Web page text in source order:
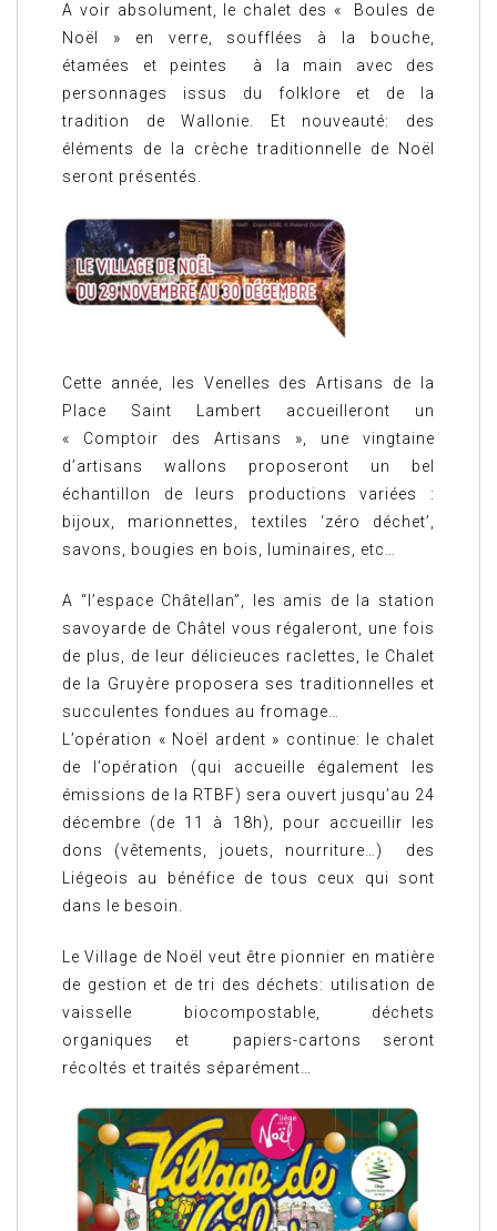
A voir absolument, le chalet des « Boules de
Noël » en verre, soufflées à la bouche,
étamées et peintes à la main avec des
personnages issus du folklore et de la
tradition de Wallonie. Et nouveauté: des
éléments de la crèche traditionnelle de Noël
seront présentés.
Cette année, les Venelles des Artisans de la
Place Saint Lambert accueilleront un
« Comptoir des Artisans », une vingtaine
d’artisans wallons proposeront un bel
échantillon de leurs productions variées :
bijoux, marionnettes, textiles ‘zéro déchet’,
savons, bougies en bois, luminaires, etc…
A “l’espace Châtellan”, les amis de la station
savoyarde de Châtel vous régaleront, une fois
de plus, de leur délicieuces raclettes, le Chalet
de la Gruyère proposera ses traditionnelles et
succulentes fondues au fromage…
L’opération « Noël ardent » continue: le chalet
de l’opération (qui accueille également les
émissions de la RTBF) sera ouvert jusqu’au 24
décembre (de 11 à 18h), pour accueillir les
dons (vêtements, jouets, nourriture…) des
Liégeois au bénéfice de tous ceux qui sont
dans le besoin.
Le Village de Noël veut être pionnier en matière
de gestion et de tri des déchets: utilisation de
vaisselle biocompostable, déchets
organiques et papiers-cartons seront
récoltés et traités séparément…